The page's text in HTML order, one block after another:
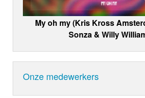
My oh my (Kris Kross
Sonza & Willy
Onze medewerkers